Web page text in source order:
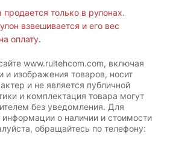
продается только в рулонах.
взвешивается и его вес
оплату.
www.rultehcom.com, включая
и изображения товаров, носит
и не является публичной
и комплектация товара могут
без уведомления. Для
информации о наличии и стоимости
обращайтесь по телефону: